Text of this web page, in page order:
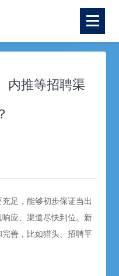
内推等招聘渠
足，能够初步保证当出
应、渠道尽快到位。新
善，比如猎头、招聘平